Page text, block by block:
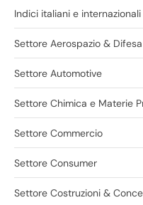
Indici italiani e internazionali
Settore Aerospazio & Difesa
Settore Automotive
Settore Chimica e Materie
Settore Commercio
Settore Consumer
Settore Costruzioni &